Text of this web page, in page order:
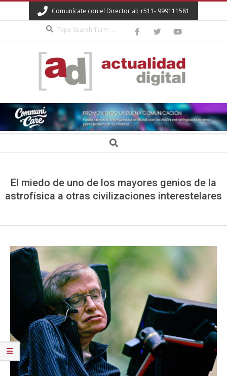
to
Comunícate con el Director al: +511- 999111581
ACTUALIDAD
DIGITAL Search
El miedo de uno de los mayores genios de la
astrofísica a otras civilizaciones interestelares